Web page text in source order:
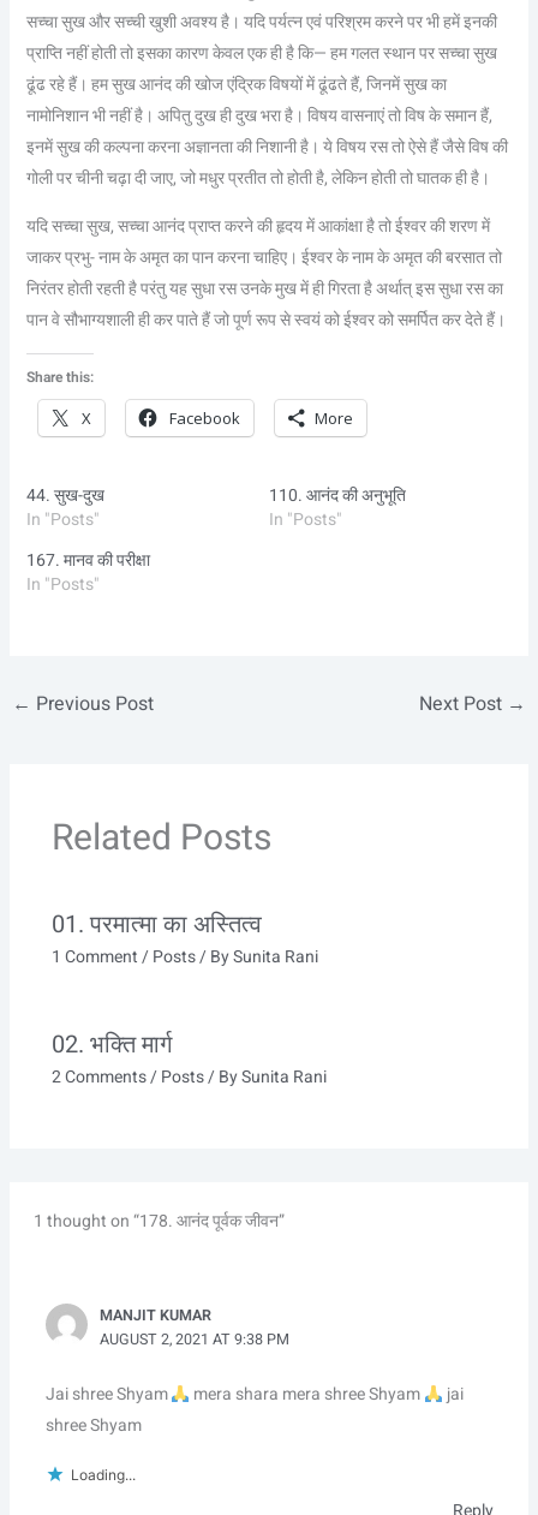
सच्चा सुख और सच्ची खुशी अवश्य है। यदि पर्यत्न एवं परिश्रम करने पर भी हमें इनकी
प्राप्ति नहीं होती तो इसका कारण केवल एक ही है कि— हम गलत स्थान पर सच्चा सुख
ढूंढ रहे हैं। हम सुख आनंद की खोज एंद्रिक विषयों में ढूंढते हैं, जिनमें सुख का
नामोनिशान भी नहीं है। अपितु दुख ही दुख भरा है। विषय वासनाएं तो विष के समान हैं,
इनमें सुख की कल्पना करना अज्ञानता की निशानी है। ये विषय रस तो ऐसे हैं जैसे विष की
गोली पर चीनी चढ़ा दी जाए, जो मधुर प्रतीत तो होती है, लेकिन होती तो घातक ही है।
यदि सच्चा सुख, सच्चा आनंद प्राप्त करने की हृदय में आकांक्षा है तो ईश्वर की शरण में
जाकर प्रभु- नाम के अमृत का पान करना चाहिए। ईश्वर के नाम के अमृत की बरसात तो
निरंतर होती रहती है परंतु यह सुधा रस उनके मुख में ही गिरता है अर्थात् इस सुधा रस का
पान वे सौभाग्यशाली ही कर पाते हैं जो पूर्ण रूप से स्वयं को ईश्वर को समर्पित कर देते हैं।
Share this:
X
Facebook More
44. सुख-दुख
In "Posts"
110. आनंद की अनुभूति
In "Posts"
167. मानव की परीक्षा
In "Posts"
← Previous Post Next Post →
Related Posts
01. परमात्मा का अस्तित्व
1 Comment/Posts/ BySunita Rani
02. भक्ति मार्ग
2 Comments/Posts/ BySunita Rani
1 thought on “178. आनंद पूर्वक जीवन”
MANJIT KUMAR
AUGUST 2, 2021 AT 9:38 PM
Jai shree Shyam mera shara mera shree Shyam
jai
shree Shyam
Loading...